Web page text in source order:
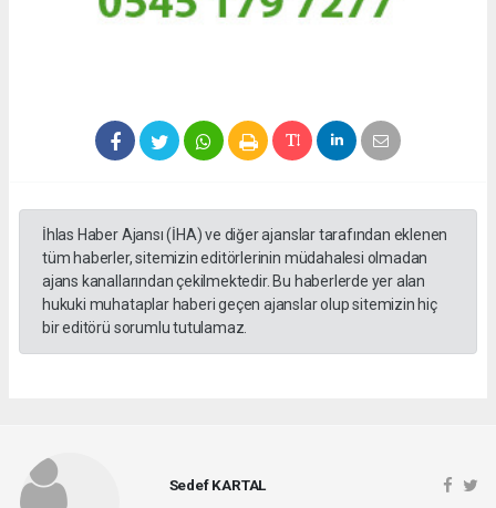
İhlas Haber Ajansı (İHA) ve diğer ajanslar tarafından eklenen
tüm haberler, sitemizin editörlerinin müdahalesi olmadan
ajans kanallarından çekilmektedir. Bu haberlerde yer alan
hukuki muhataplar haberi geçen ajanslar olup sitemizin hiç
bir editörü sorumlu tutulamaz.
Sedef KARTAL